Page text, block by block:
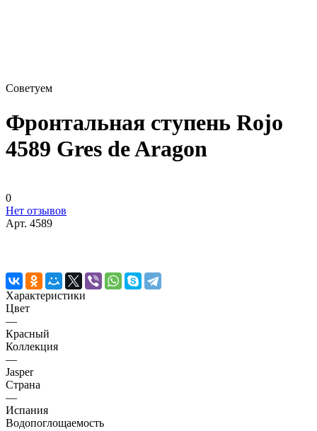
Советуем
Фронтальная ступень Rojo
4589 Gres de Aragon
0
Нет отзывов
Арт. 4589
Характеристики
Цвет
—
Красный
Коллекция
—
Jasper
Страна
—
Испания
Водопоглощаемость